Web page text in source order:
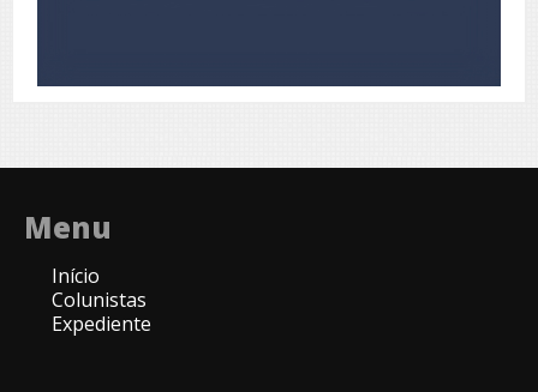
Menu
Início
Colunistas
Expediente